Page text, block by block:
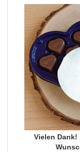
Vielen Dank!